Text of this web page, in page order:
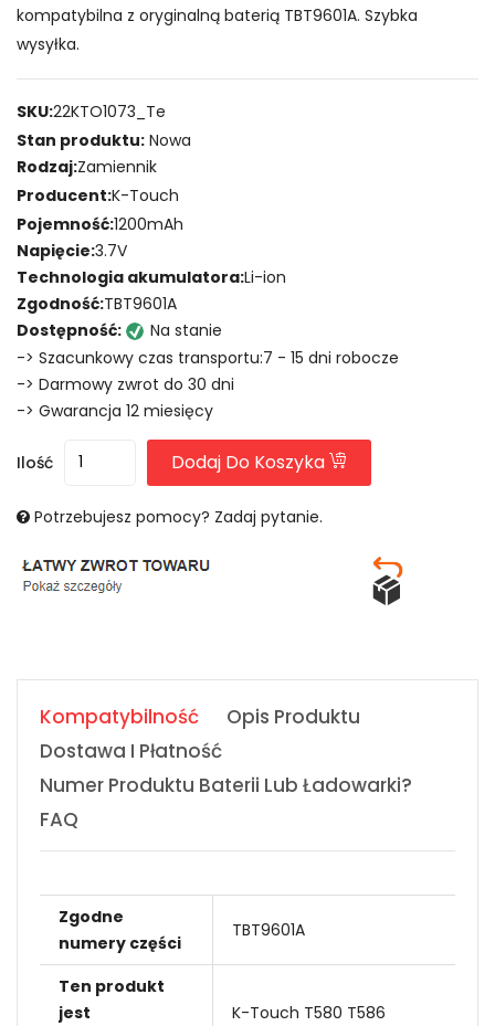
kompatybilna z oryginalną baterią TBT9601A. Szybka
wysyłka.
SKU:22KTO1073_Te
Stan produktu: Nowa
Rodzaj:Zamiennik
Producent:K-Touch
Pojemność:1200mAh
Napięcie:3.7V
Technologia akumulatora:Li-ion
Zgodność:TBT9601A
Dostępność:
Na stanie
-> Szacunkowy czas transportu:7 - 15 dni robocze
-> Darmowy zwrot do 30 dni
-> Gwarancja 12 miesięcy
Ilość Dodaj Do Koszyka
Potrzebujesz pomocy? Zadaj pytanie.
Kompatybilność
Opis Produktu
Dostawa I Płatność
Numer Produktu Baterii Lub Ładowarki?
FAQ
Zgodne
numery części
TBT9601A
Ten produkt
jest
K-Touch T580 T586